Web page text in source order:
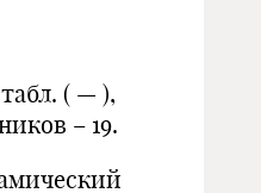
( — ),
– 19.